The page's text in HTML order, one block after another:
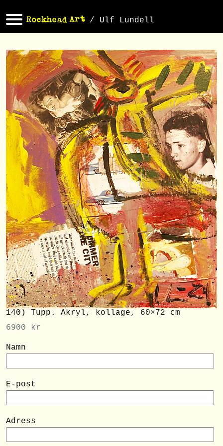
/ Ulf Lundell
140) Tupp. Akryl, kollage, 60×72 cm
6900
kr
Namn
E-post
Adress